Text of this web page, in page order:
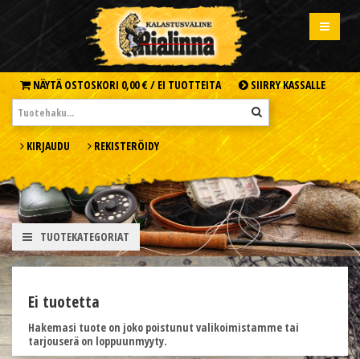
NÄYTÄ OSTOSKORI 0,00 € / EI TUOTTEITA SIIRRY KASSALLE
KIRJAUDU REKISTERÖIDY
TUOTEKATEGORIAT
Ei tuotetta
Hakemasi tuote on joko poistunut valikoimistamme tai
tarjouserä on loppuunmyyty.